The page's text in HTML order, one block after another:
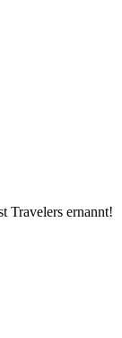
Travelers ernannt!